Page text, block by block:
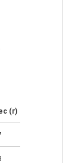
(г)